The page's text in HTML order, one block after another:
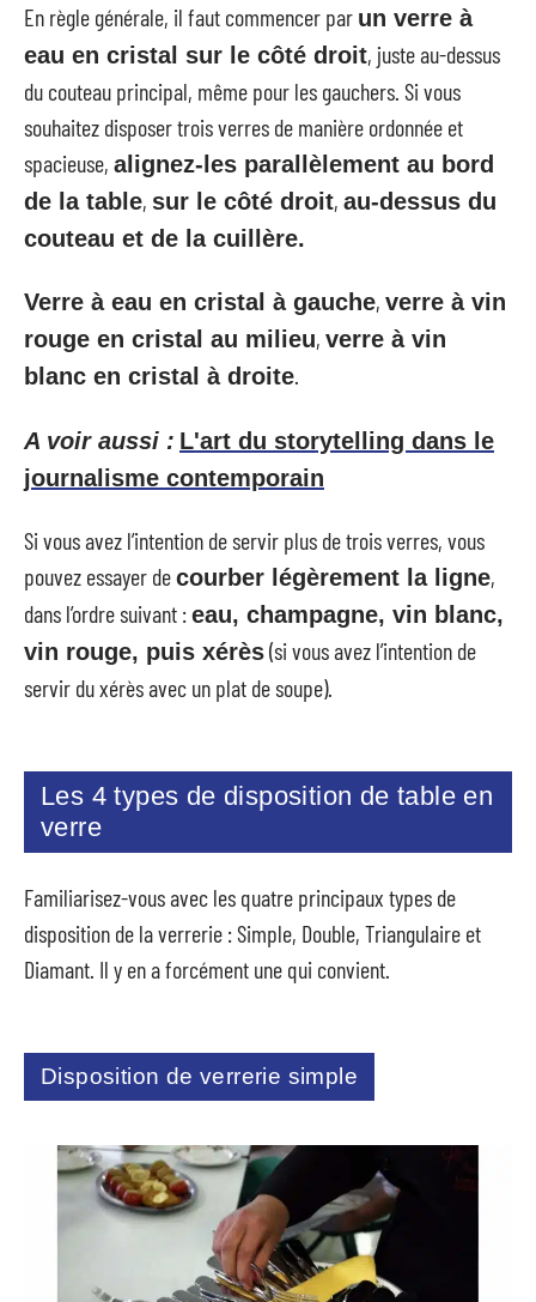
En règle générale, il faut commencer par un verre à
eau en cristal sur le côté droit, juste au-dessus
du couteau principal, même pour les gauchers. Si vous
souhaitez disposer trois verres de manière ordonnée et
spacieuse, alignez-les parallèlement au bord
de la table, sur le côté droit, au-dessus du
couteau et de la cuillère.
Verre à eau en cristal à gauche, verre à vin
rouge en cristal au milieu, verre à vin
blanc en cristal à droite.
A voir aussi : L'art du storytelling dans le
journalisme contemporain
Si vous avez l’intention de servir plus de trois verres, vous
pouvez essayer decourber légèrement la ligne,
dans l’ordre suivant :eau, champagne, vin blanc,
vin rouge, puis xérès(si vous avez l’intention de
servir du xérès avec un plat de soupe).
Les 4 types de disposition de table en
verre
Familiarisez-vous avec les quatre principaux types de
disposition de la verrerie : Simple, Double, Triangulaire et
Diamant. Il y en a forcément une qui convient.
Disposition de verrerie simple